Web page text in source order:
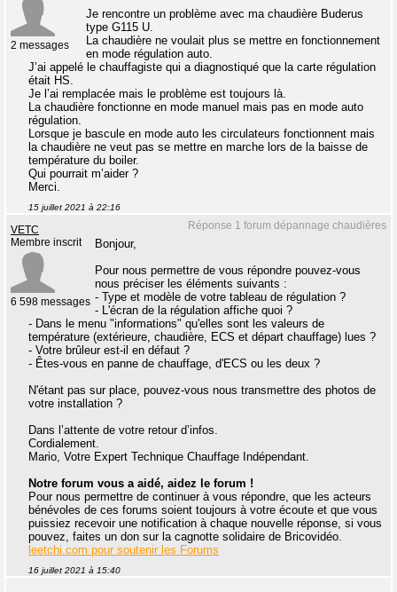
2 messages
Je rencontre un problème avec ma chaudière Buderus
type G115 U.
La chaudière ne voulait plus se mettre en fonctionnement
en mode régulation auto.
J’ai appelé le chauffagiste qui a diagnostiqué que la carte régulation
était HS.
Je l’ai remplacée mais le problème est toujours là.
La chaudière fonctionne en mode manuel mais pas en mode auto
régulation.
Lorsque je bascule en mode auto les circulateurs fonctionnent mais
la chaudière ne veut pas se mettre en marche lors de la baisse de
température du boiler.
Qui pourrait m’aider ?
Merci.
15 juillet 2021 à 22:16
Réponse 1 forum dépannage chaudières
VETC
Membre inscrit
6 598 messages
Bonjour,
Pour nous permettre de vous répondre pouvez-vous
nous préciser les éléments suivants :
- Type et modèle de votre tableau de régulation ?
- L'écran de la régulation affiche quoi ?
- Dans le menu "informations" qu'elles sont les valeurs de
température (extérieure, chaudière, ECS et départ chauffage) lues ?
- Votre brûleur est-il en défaut ?
- Êtes-vous en panne de chauffage, d'ECS ou les deux ?
N'étant pas sur place, pouvez-vous nous transmettre des photos de
votre installation ?
Dans l’attente de votre retour d’infos.
Cordialement.
Mario, Votre Expert Technique Chauffage Indépendant.
Notre forum vous a aidé, aidez le forum !
Pour nous permettre de continuer à vous répondre, que les acteurs
bénévoles de ces forums soient toujours à votre écoute et que vous
puissiez recevoir une notification à chaque nouvelle réponse, si vous
pouvez, faites un don sur la cagnotte solidaire de Bricovidéo.
leetchi.com pour soutenir les Forums
16 juillet 2021 à 15:40